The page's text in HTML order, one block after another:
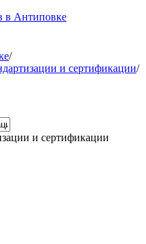
в Антиповке
/
и сертификации/
и сертификации